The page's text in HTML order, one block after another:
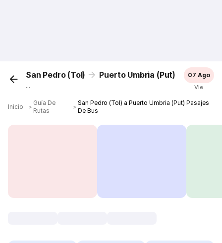
San Pedro (Tol) Puerto Umbria (Put)
...
07 Ago
Vie
Inicio ＞
Guía De
Rutas
＞
San Pedro (Tol) a Puerto Umbria (Put) Pasajes
De Bus